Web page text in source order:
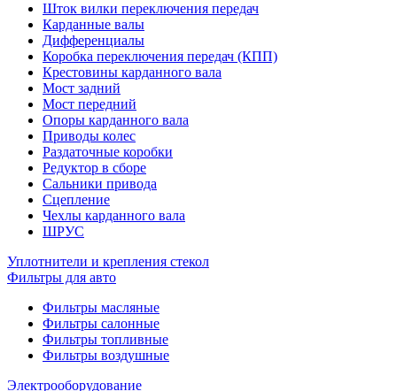
Шток вилки переключения передач
Карданные валы
Дифференциалы
Коробка переключения передач (КПП)
Крестовины карданного вала
Мост задний
Мост передний
Опоры карданного вала
Приводы колес
Раздаточные коробки
Редуктор в сборе
Сальники привода
Сцепление
Чехлы карданного вала
ШРУС
Уплотнители и крепления стекол
Фильтры для авто
Фильтры масляные
Фильтры салонные
Фильтры топливные
Фильтры воздушные
Электрооборудование